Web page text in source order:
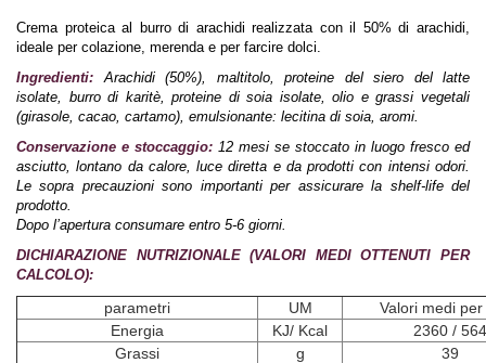
Crema proteica al burro di arachidi realizzata con il 50% di arachidi,
ideale per colazione, merenda e per farcire dolci.
Ingredienti: Arachidi (50%), maltitolo, proteine del siero del latte
isolate, burro di karitè, proteine di soia isolate, olio e grassi vegetali
(girasole, cacao, cartamo), emulsionante: lecitina di soia, aromi.
Conservazione e stoccaggio: 12 mesi se stoccato in luogo fresco ed
asciutto, lontano da calore, luce diretta e da prodotti con intensi odori.
Le sopra precauzioni sono importanti per assicurare la shelf-life del
prodotto.
Dopo l’apertura consumare entro 5-6 giorni.
DICHIARAZIONE NUTRIZIONALE (VALORI MEDI OTTENUTI PER
CALCOLO):
parametri UM
Valori medi
Energia
KJ/ Kcal
2360 / 564
Grassi
g
39